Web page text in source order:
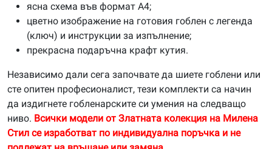
ясна схема във формат А4;
цветно изображение на готовия гоблен с легенда
(ключ) и инструкции за изпълнение;
прекрасна подаръчна крафт кутия.
Независимо дали сега започвате да шиете гоблени или
сте опитен професионалист, тези комплекти са начин
да издигнете гобленарските си умения на следващо
ниво. Всички модели от Златната колекция на Милена
Стил се изработват по индивидуална поръчка и не